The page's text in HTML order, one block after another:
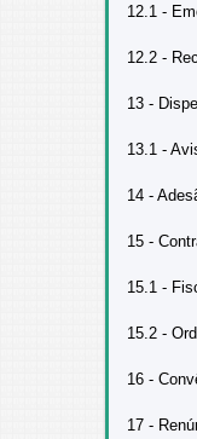
12.1 -
12.2 -
13 -
13.1 -
14 -
15 -
15.1 -
15.2 -
16 -
17 -